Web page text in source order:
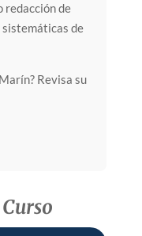
redacción de
de
Revisa su